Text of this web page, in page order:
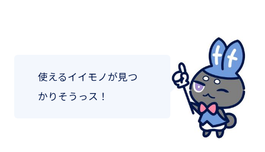
使えるイイモノが見つ
かりそうっス！